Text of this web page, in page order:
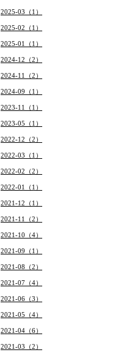
2025-03（1）
2025-02（1）
2025-01（1）
2024-12（2）
2024-11（2）
2024-09（1）
2023-11（1）
2023-05（1）
2022-12（2）
2022-03（1）
2022-02（2）
2022-01（1）
2021-12（1）
2021-11（2）
2021-10（4）
2021-09（1）
2021-08（2）
2021-07（4）
2021-06（3）
2021-05（4）
2021-04（6）
2021-03（2）